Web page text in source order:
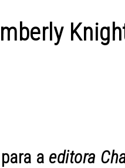
a editora